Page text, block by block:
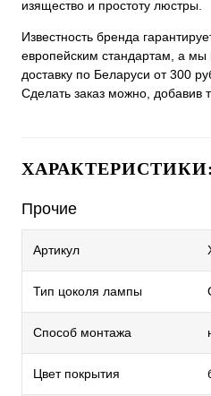
изящество и простоту люстры.
Известность бренда
европейским стандартам, а
доставку по Беларуси от 300
Сделать заказ можно, добавив
ХАРАКТЕРИСТИКИ:
Прочие
Артикул
Тип цоколя лампы
Способ монтажа
Цвет покрытия